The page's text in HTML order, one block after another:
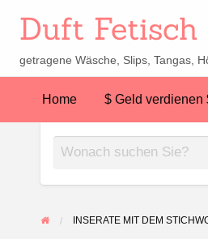
Duft Fetisch
getragene Wäsche, Slips, Tangas,
Home $ Geld verdienen
INSERATE MIT DEM